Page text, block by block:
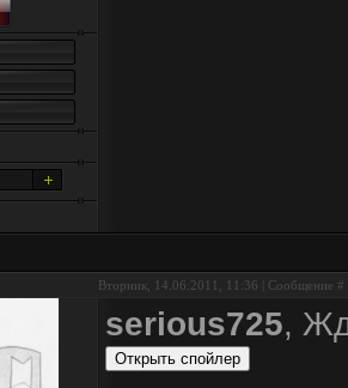
Вторник, 14.06.2011, 11:36 | Сообщение #
serious725,